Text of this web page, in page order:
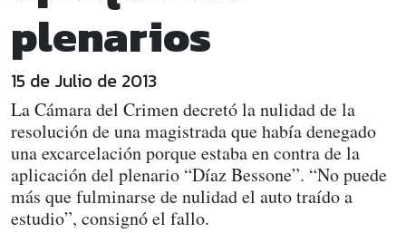
plenarios
15 de Julio de 2013
La Cámara del Crimen decretó la nulidad de la
resolución de una magistrada que había denegado
una excarcelación porque estaba en contra de la
aplicación del plenario “Díaz Bessone”. “No puede
más que fulminarse de nulidad el auto traído a
estudio”, consignó el fallo.